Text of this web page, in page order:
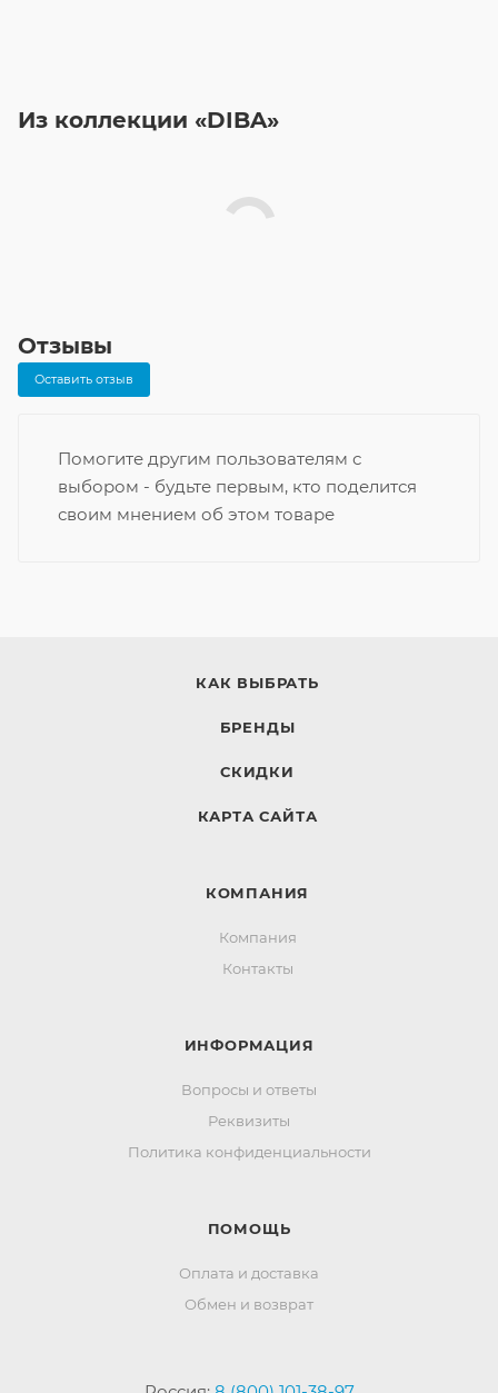
Из коллекции «DIBA»
Отзывы
Оставить отзыв
Помогите другим пользователям с
выбором - будьте первым, кто поделится
своим мнением об этом товаре
КАК ВЫБРАТЬ
БРЕНДЫ
СКИДКИ
КАРТА САЙТА
КОМПАНИЯ
Компания
Контакты
ИНФОРМАЦИЯ
Вопросы и ответы
Реквизиты
Политика конфиденциальности
ПОМОЩЬ
Оплата и доставка
Обмен и возврат